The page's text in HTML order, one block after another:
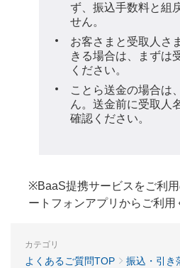
ず、振込手数料と組
せん。
お客さまと受取人さ
きる場合は、まずは
ください。
ことら送金の場合は
ん。送金前に受取人
確認ください。
※BaaS提携サービスをご利
ートフォンアプリからご利用
カテゴリ
よくあるご質問TOP 振込・引き